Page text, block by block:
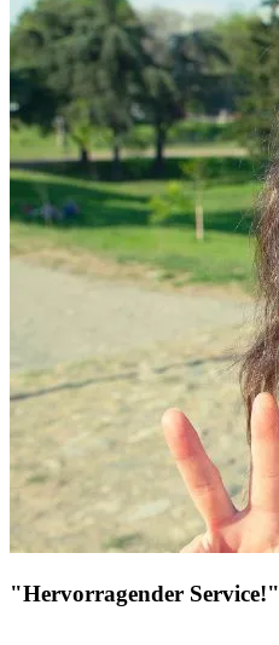
"Hervorragender Service!"